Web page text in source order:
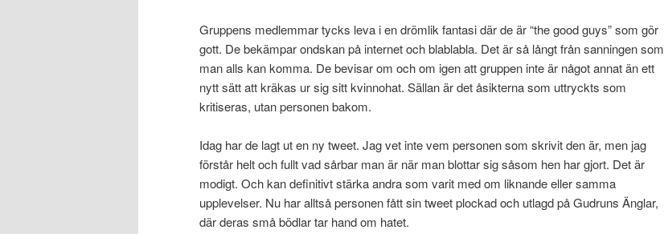
Gruppens medlemmar tycks leva i en drömlik fantasi där de är “the good guys” som gör
gott. De bekämpar ondskan på internet och blablabla. Det är så långt från sanningen som
man alls kan komma. De bevisar om och om igen att gruppen inte är något annat än ett
nytt sätt att kräkas ur sig sitt kvinnohat. Sällan är det åsikterna som uttryckts som
kritiseras, utan personen bakom.
Idag har de lagt ut en ny tweet. Jag vet inte vem personen som skrivit den är, men jag
förstår helt och fullt vad sårbar man är när man blottar sig såsom hen har gjort. Det är
modigt. Och kan definitivt stärka andra som varit med om liknande eller samma
upplevelser. Nu har alltså personen fått sin tweet plockad och utlagd på Gudruns Änglar,
där deras små bödlar tar hand om hatet.